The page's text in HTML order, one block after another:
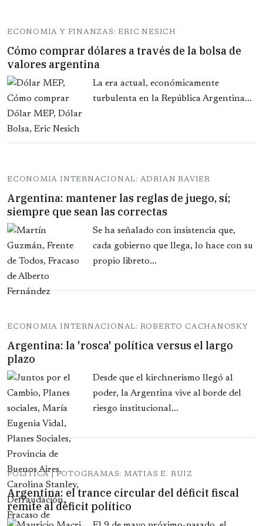
ECONOMIA Y FINANZAS: ERIC NESICH
Cómo comprar dólares a través de la bolsa de
valores argentina
La era actual, económicamente
turbulenta en la República Argentina...
ECONOMIA INTERNACIONAL: ADRIAN RAVIER
Argentina: mantener las reglas de juego, sí;
siempre que sean las correctas
Se ha señalado con insistencia que,
cada gobierno que llega, lo hace con su
propio libreto...
ECONOMIA INTERNACIONAL: ROBERTO CACHANOSKY
Argentina: la 'rosca' política versus el largo
plazo
Desde que el kirchnerismo llegó al
poder, la Argentina vive al borde del
riesgo institucional...
POLITICA | FOTOGRAMAS: MATIAS E. RUIZ
Argentina: el trance circular del déficit fiscal
remite al déficit político